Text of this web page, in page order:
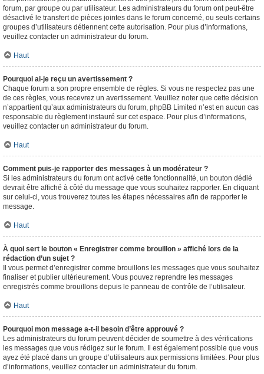
forum, par groupe ou par utilisateur. Les administrateurs du forum ont peut-être
désactivé le transfert de pièces jointes dans le forum concerné, ou seuls certains
groupes d’utilisateurs détiennent cette autorisation. Pour plus d’informations,
veuillez contacter un administrateur du forum.
Haut
Pourquoi ai-je reçu un avertissement ?
Chaque forum a son propre ensemble de règles. Si vous ne respectez pas une
de ces règles, vous recevrez un avertissement. Veuillez noter que cette décision
n’appartient qu’aux administrateurs du forum, phpBB Limited n’est en aucun cas
responsable du règlement instauré sur cet espace. Pour plus d’informations,
veuillez contacter un administrateur du forum.
Haut
Comment puis-je rapporter des messages à un modérateur ?
Si les administrateurs du forum ont activé cette fonctionnalité, un bouton dédié
devrait être affiché à côté du message que vous souhaitez rapporter. En cliquant
sur celui-ci, vous trouverez toutes les étapes nécessaires afin de rapporter le
message.
Haut
À quoi sert le bouton « Enregistrer comme brouillon » affiché lors de la
rédaction d’un sujet ?
Il vous permet d’enregistrer comme brouillons les messages que vous souhaitez
finaliser et publier ultérieurement. Vous pouvez reprendre les messages
enregistrés comme brouillons depuis le panneau de contrôle de l’utilisateur.
Haut
Pourquoi mon message a-t-il besoin d’être approuvé ?
Les administrateurs du forum peuvent décider de soumettre à des vérifications
les messages que vous rédigez sur le forum. Il est également possible que vous
ayez été placé dans un groupe d’utilisateurs aux permissions limitées. Pour plus
d’informations, veuillez contacter un administrateur du forum.